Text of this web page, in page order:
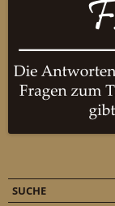
SUCHE